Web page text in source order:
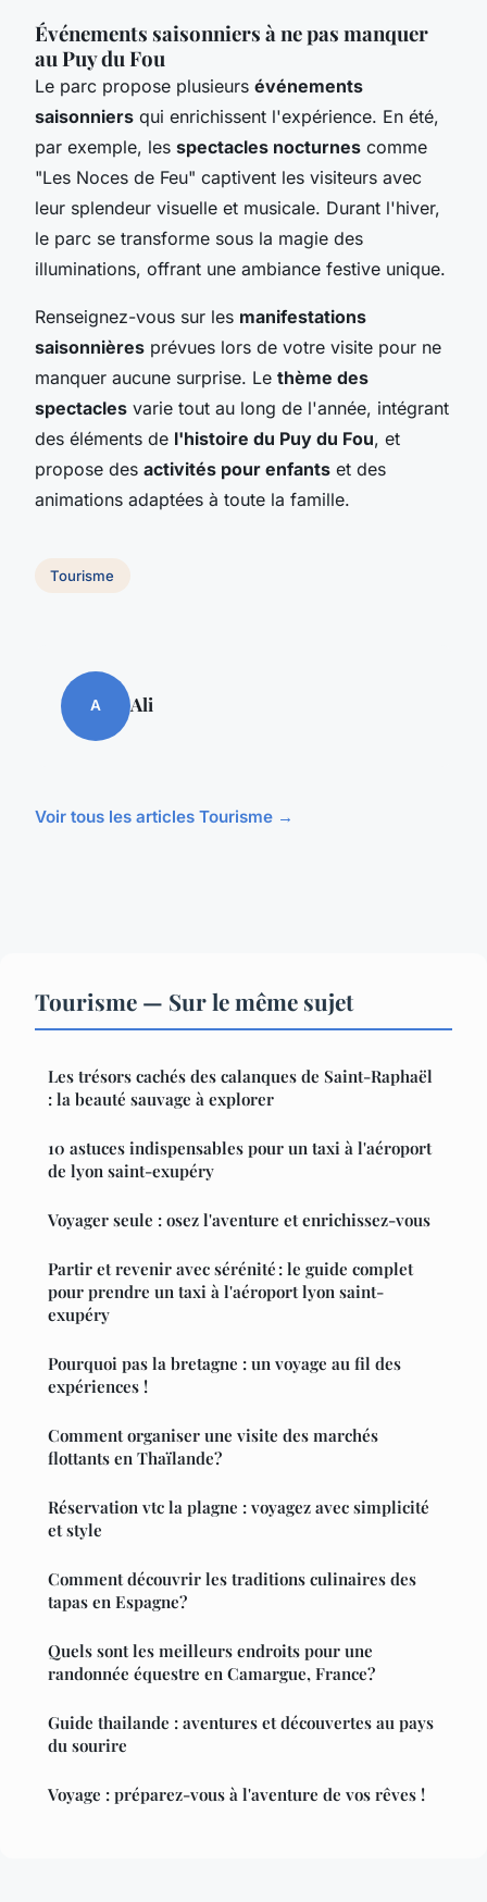
Événements saisonniers à ne pas manquer
au Puy du Fou
Le parc propose plusieurs événements
saisonniers qui enrichissent l'expérience. En été,
par exemple, les spectacles nocturnes comme
"Les Noces de Feu" captivent les visiteurs avec
leur splendeur visuelle et musicale. Durant l'hiver,
le parc se transforme sous la magie des
illuminations, offrant une ambiance festive unique.
Renseignez-vous sur les manifestations
saisonnières prévues lors de votre visite pour ne
manquer aucune surprise. Le thème des
spectacles varie tout au long de l'année, intégrant
des éléments de l'histoire du Puy du Fou, et
propose des activités pour enfants et des
animations adaptées à toute la famille.
Tourisme
A Ali
Voir tous les articles Tourisme →
Tourisme — Sur le même sujet
Les trésors cachés des calanques de Saint-Raphaël
: la beauté sauvage à explorer
10 astuces indispensables pour un taxi à l'aéroport
de lyon saint-exupéry
Voyager seule : osez l'aventure et enrichissez-vous
Partir et revenir avec sérénité : le guide complet
pour prendre un taxi à l'aéroport lyon saint-
exupéry
Pourquoi pas la bretagne : un voyage au fil des
expériences !
Comment organiser une visite des marchés
flottants en Thaïlande?
Réservation vtc la plagne : voyagez avec simplicité
et style
Comment découvrir les traditions culinaires des
tapas en Espagne?
Quels sont les meilleurs endroits pour une
randonnée équestre en Camargue, France?
Guide thailande : aventures et découvertes au pays
du sourire
Voyage : préparez-vous à l'aventure de vos rêves !